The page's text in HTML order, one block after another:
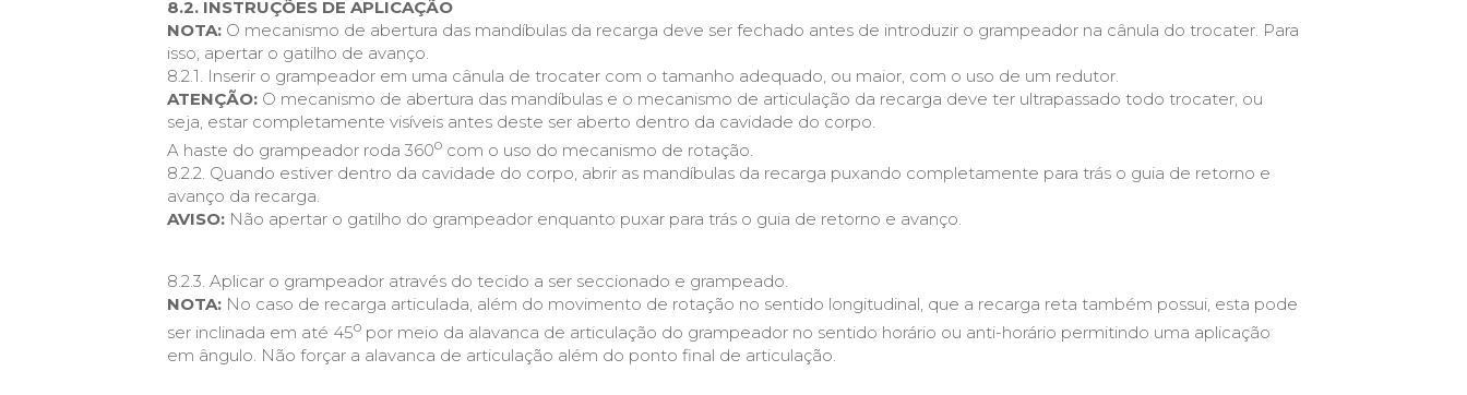
8.2. INSTRUÇÕES DE APLICAÇÃO
NOTA: O mecanismo de abertura das mandíbulas da recarga deve ser fechado antes de introduzir o grampeador na cânula do trocater. Para
isso, apertar o gatilho de avanço.
8.2.1. Inserir o grampeador em uma cânula de trocater com o tamanho adequado, ou maior, com o uso de um redutor.
ATENÇÃO:O mecanismo de abertura das mandíbulas e o mecanismo de articulação da recarga deve ter ultrapassado todo trocater, ou
seja, estar completamente visíveis antes deste ser aberto dentro da cavidade do corpo.
A haste do grampeador roda 360ocom o uso do mecanismo de rotação.
8.2.2. Quando estiver dentro da cavidade do corpo, abrir as mandíbulas da recarga puxando completamente para trás o guia de retorno e
avanço da recarga.
AVISO:Não apertar o gatilho do grampeador enquanto puxar para trás o guia de retorno e avanço.
8.2.3. Aplicar o grampeador através do tecido a ser seccionado e grampeado.
NOTA:No caso de recarga articulada, além do movimento de rotação no sentido longitudinal, que a recarga reta também possui, esta pode
ser inclinada em até 45opor meio da alavanca de articulação do grampeador no sentido horário ou anti-horário permitindo uma aplicação
em ângulo. Não forçar a alavanca de articulação além do ponto final de articulação.